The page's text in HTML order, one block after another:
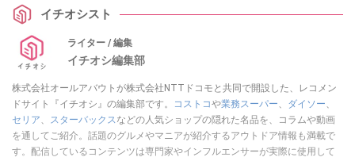
イチオシスト
ライター / 編集
イチオシ編集部
株式会社オールアバウトが株式会社NTTドコモと共同で開設した、レコメン
ドサイト『イチオシ』の編集部です。
コストコや業務スーパー、 ダイソー、
セリア、 スターバックスなどの人気ショップの隠れた名品を、コラムや動画
を通してご紹介。話題のグルメやマニアが紹介するアウトドア情報も満載で
す。配信しているコンテンツは専門家やインフルエンサーが実際に使用して